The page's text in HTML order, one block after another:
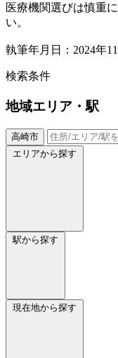
医療機関選びは慎重
い。
執筆年月日：2024年
検索条件
地域エリア・駅
高崎市
エリアから探す
駅から探す
現在地から探す